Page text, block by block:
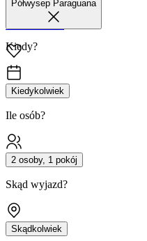
42 680 38 51
Półwysep Paraguana
Kiedy?
Kiedykolwiek
Ile osób?
2 osoby, 1 pokój
Skąd wyjazd?
Skądkolwiek